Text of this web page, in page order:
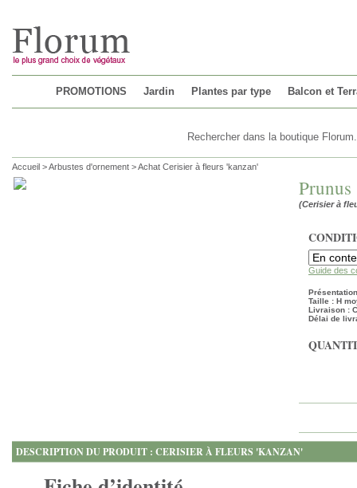
PROMOTIONS Jardin Plantes par type Balcon et
Accueil >Arbustes d'ornement >Achat Cerisier à fleurs 'kanzan'
Prunus
(Cerisier à
Guide des
Taille : H
Livraison :
Délai de
DESCRIPTION DU PRODUIT : CERISIER À FLEURS 'KANZAN'